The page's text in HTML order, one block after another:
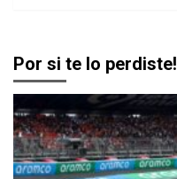
Por si te lo perdiste!